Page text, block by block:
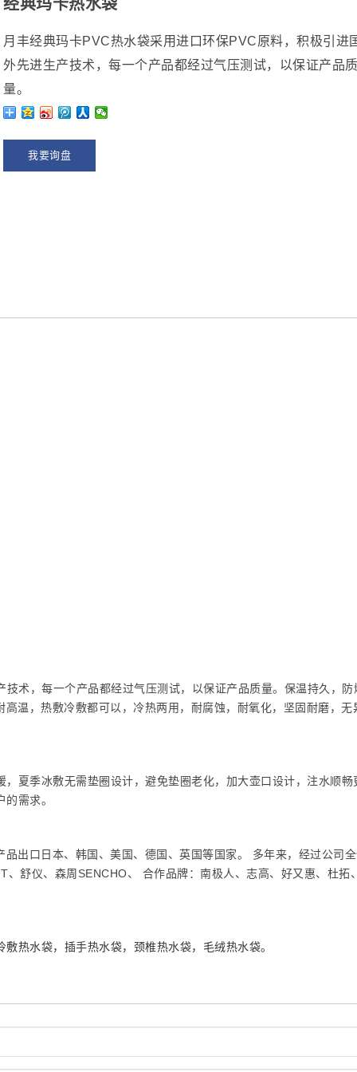
经典玛卡热水袋
月丰经典玛卡PVC热水袋采用进口环保PVC原料，积极引进
外先进生产技术，每一个产品都经过气压测试，以保证产品
量。
我要询盘
术，每一个产品都经过气压测试，以保证产品质量。保温持久，防
温，热敷冷敷都可以，冷热两用，耐腐蚀，耐氧化，坚固耐磨，无
，夏季冰敷无需垫圈设计，避免垫圈老化，加大壶口设计，注水顺畅
需求。
出口日本、韩国、美国、德国、英国等国家。 多年来，经过公司
舒仪、森周SENCHO、 合作品牌：南极人、志高、好又惠、杜拓
热水袋，插手热水袋，颈椎热水袋，毛绒热水袋。